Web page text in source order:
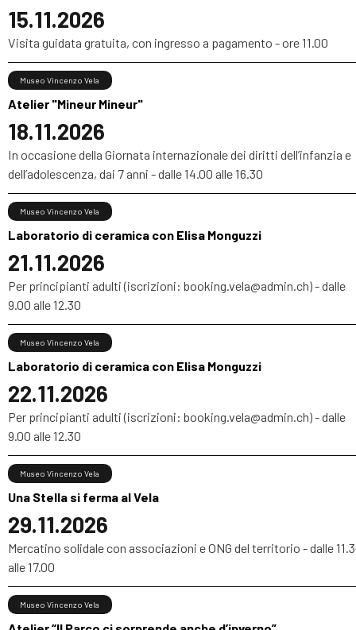
15.11.2026
Visita guidata gratuita, con ingresso a pagamento - ore 11.00
Atelier "Mineur Mineur"
18.11.2026
Museo Vincenzo Vela
In occasione della Giornata internazionale dei diritti dell’infanzia e
dell’adolescenza, dai 7 anni - dalle 14.00 alle 16.30
Laboratorio di ceramica con Elisa Monguzzi
21.11.2026
Museo Vincenzo Vela
Per principianti adulti (iscrizioni: booking.vela@admin.ch) - dalle
9.00 alle 12.30
Laboratorio di ceramica con Elisa Monguzzi
22.11.2026
Museo Vincenzo Vela
Per principianti adulti (iscrizioni: booking.vela@admin.ch) - dalle
9.00 alle 12.30
Una Stella si ferma al Vela
29.11.2026
Museo Vincenzo Vela
Mercatino solidale con associazioni e ONG del territorio - dalle
alle 17.00
Museo Vincenzo Vela